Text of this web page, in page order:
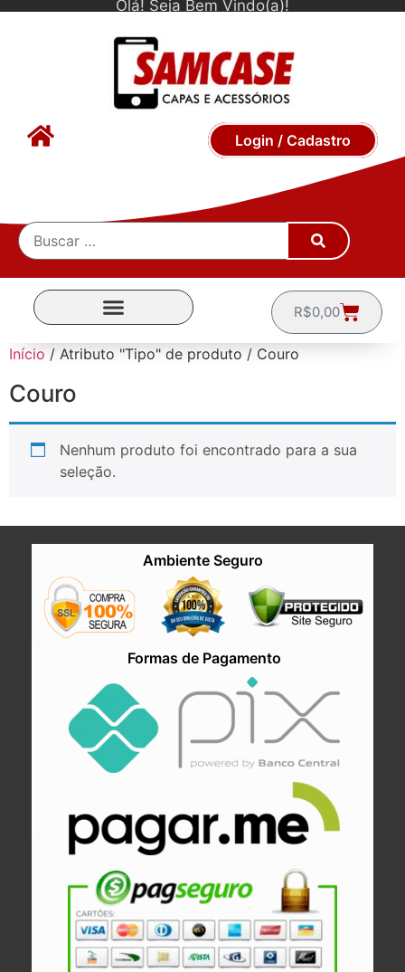
Olá! Seja Bem Vindo(a)!
Login / Cadastro
R$0,00
Início / Atributo "Tipo" de produto / Couro
Couro
Nenhum produto foi encontrado para a sua
seleção.
Ambiente Seguro
Formas de Pagamento